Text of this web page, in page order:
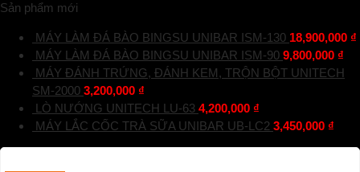
Sản phẩm mới
MÁY LÀM ĐÁ BÀO BINGSU UNIBAR ISM-130 18,900,000 ₫
MÁY LÀM ĐÁ BÀO BINGSU UNIBAR ISM-90 9,800,000 ₫
MÁY ĐÁNH TRỨNG, ĐÁNH KEM, TRỘN BỘT UNITECH
SM-2000 3,200,000 ₫
LÒ NƯỚNG UNITECH LU-63 4,200,000 ₫
MÁY LẮC CỐC TRÀ SỮA UNIBAR UB-LC2 3,450,000 ₫